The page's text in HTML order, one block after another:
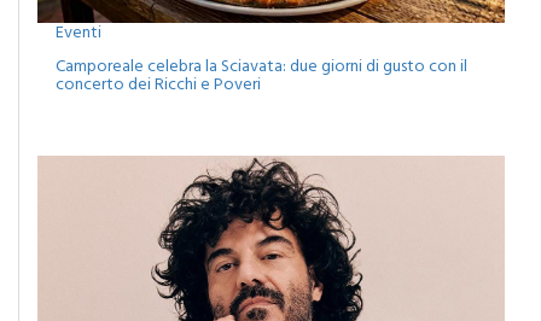
Eventi
Camporeale celebra la Sciavata: due giorni di gusto con il